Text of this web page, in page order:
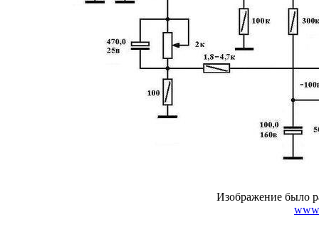
Изображение было